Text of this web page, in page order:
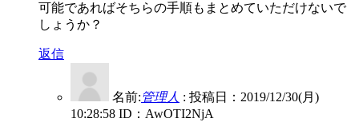
可能であればそちらの手順もまとめていただけないで
しょうか？
返信
名前:管理人 : 投稿日：2019/12/30(月)
10:28:58 ID：AwOTI2NjA